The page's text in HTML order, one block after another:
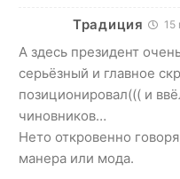
Традиция 15
А здесь президент
серьёзный и главное
позиционировал((( и
чиновников…
Нето откровенно
манера или мода.